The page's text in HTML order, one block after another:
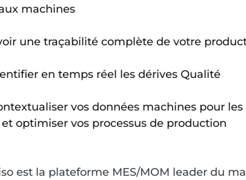
machines
une traçabilité complète de votre
en temps réel les dérives Qualité
vos données machines pour
optimiser vos processus de production
est la plateforme MES/MOM leader du